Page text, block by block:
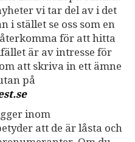
vi tar del av i det
i stället se oss som en
för att hitta
är av intresse för
att skriva in ett ämne
på
inom
att de är låsta och